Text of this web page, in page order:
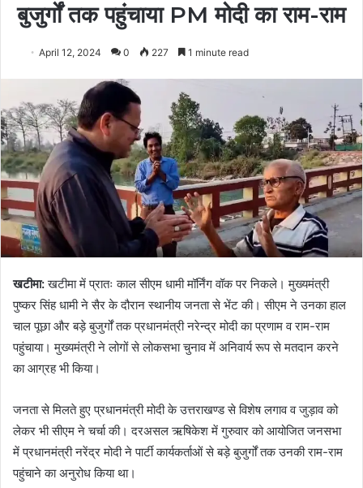
बुजुर्गों तक पहुंचाया PM मोदी का राम-राम
April 12, 2024 0 227 1 minute read
खटीमा:खटीमा में प्रातः काल सीएम धामी मॉर्निंग वॉक पर निकले। मुख्यमंत्री
पुष्कर सिंह धामी ने सैर के दौरान स्थानीय जनता से भेंट की। सीएम ने उनका हाल
चाल पूछा और बड़े बुजुर्गों तक प्रधानमंत्री नरेन्द्र मोदी का प्रणाम व राम-राम
पहुंचाया। मुख्यमंत्री ने लोगों से लोकसभा चुनाव में अनिवार्य रूप से मतदान करने
का आग्रह भी किया।
जनता से मिलते हुए प्रधानमंत्री मोदी के उत्तराखण्ड से विशेष लगाव व जुड़ाव को
लेकर भी सीएम ने चर्चा की। दरअसल ऋषिकेश में गुरुवार को आयोजित जनसभा
में प्रधानमंत्री नरेंद्र मोदी ने पार्टी कार्यकर्ताओं से बड़े बुजुर्गों तक उनकी राम-राम
पहुंचाने का अनुरोध किया था।